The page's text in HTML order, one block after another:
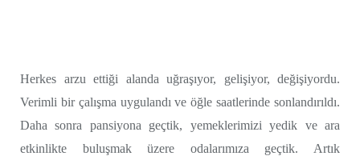
Herkes arzu ettiği alanda uğraşıyor, gelişiyor, değişiyordu.
Verimli bir çalışma uygulandı ve öğle saatlerinde sonlandırıldı.
Daha sonra pansiyona geçtik, yemeklerimizi yedik ve ara
etkinlikte buluşmak üzere odalarımıza geçtik. Artık